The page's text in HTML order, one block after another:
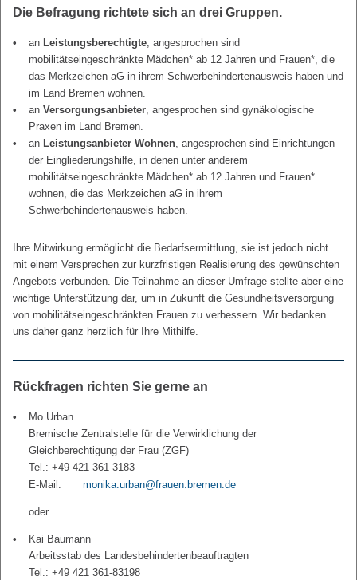
Die Befragung richtete sich an drei Gruppen.
an Leistungsberechtigte, angesprochen sind
mobilitätseingeschränkte Mädchen* ab 12 Jahren und Frauen*, die
das Merkzeichen aG in ihrem Schwerbehindertenausweis haben und
im Land Bremen wohnen.
an Versorgungsanbieter, angesprochen sind gynäkologische
Praxen im Land Bremen.
an Leistungsanbieter Wohnen, angesprochen sind Einrichtungen
der Eingliederungshilfe, in denen unter anderem
mobilitätseingeschränkte Mädchen* ab 12 Jahren und Frauen*
wohnen, die das Merkzeichen aG in ihrem
Schwerbehindertenausweis haben.
Ihre Mitwirkung ermöglicht die Bedarfsermittlung, sie ist jedoch nicht
mit einem Versprechen zur kurzfristigen Realisierung des gewünschten
Angebots verbunden. Die Teilnahme an dieser Umfrage stellte aber eine
wichtige Unterstützung dar, um in Zukunft die Gesundheitsversorgung
von mobilitätseingeschränkten Frauen zu verbessern. Wir bedanken
uns daher ganz herzlich für Ihre Mithilfe.
Rückfragen richten Sie gerne an
Mo Urban
Bremische Zentralstelle für die Verwirklichung der
Gleichberechtigung der Frau (ZGF)
Tel.: +49 421 361-3183
E-Mail:
monika.urban@frauen.bremen.de
oder
Kai Baumann
Arbeitsstab des Landesbehindertenbeauftragten
Tel.: +49 421 361-83198